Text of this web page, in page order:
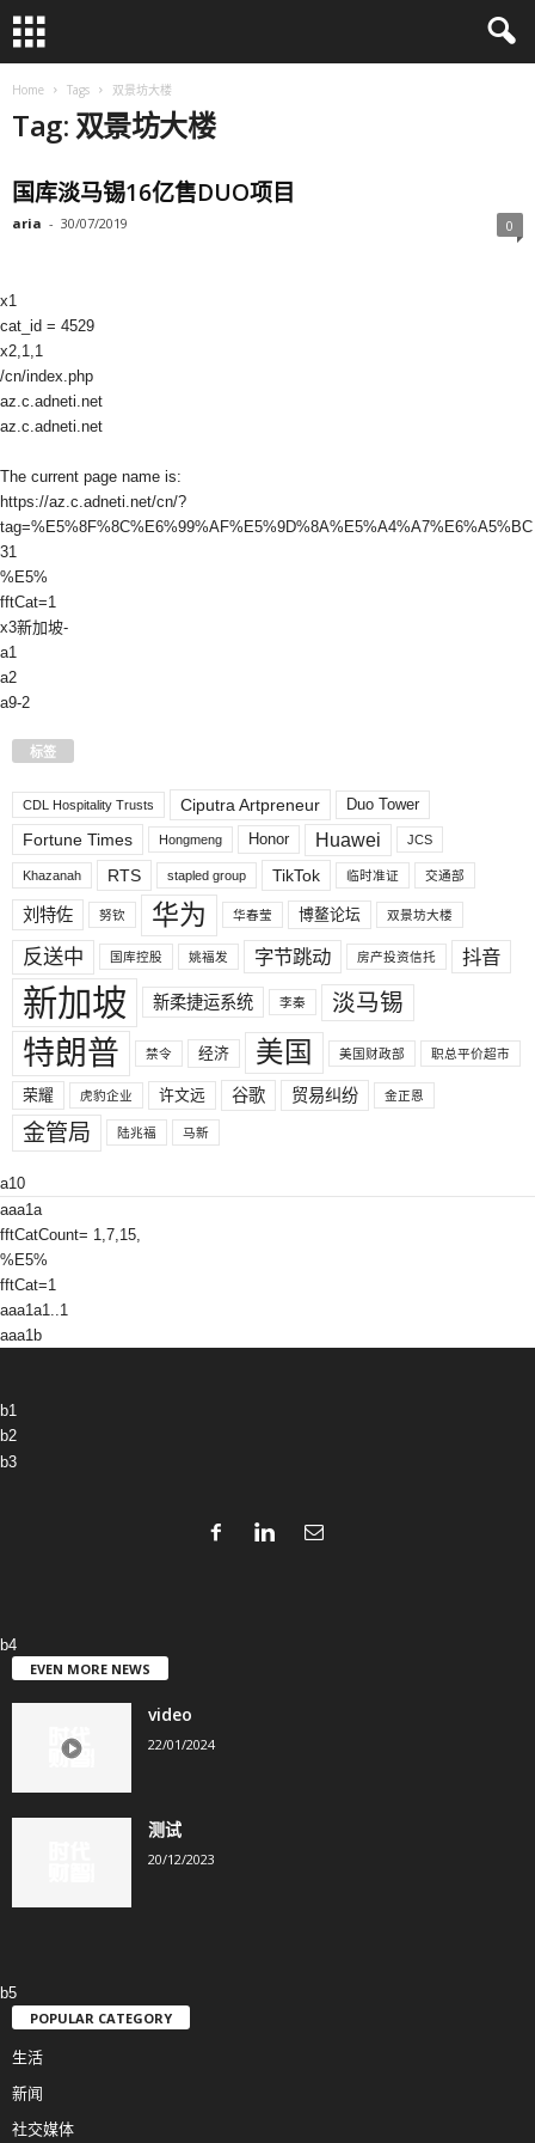
Home Tags 双景坊大楼
Tag: 双景坊大楼
国库淡马锡16亿售DUO项目
aria - 30/07/2019 0
x1
cat_id = 4529
x2,1,1
/cn/index.php
az.c.adneti.net
az.c.adneti.net
The current page name is:
https://az.c.adneti.net/cn/?
tag=%E5%8F%8C%E6%99%AF%E5%9D%8A%E5%A4%A7%E6%A5%BC
31
%E5%
fftCat=1
x3新加坡-
a1
a2
a9-2
标签
CDL Hospitality Trusts Ciputra Artpreneur Duo Tower
Fortune Times Hongmeng Honor Huawei JCS
Khazanah RTS stapled group TikTok 临时准证 交通部
刘特佐 努钦 华为 华春莹 博鳌论坛 双景坊大楼
反送中 国库控股 姚福发 字节跳动 房产投资信托 抖音
新加坡 新柔捷运系统 李秦 淡马锡
特朗普 禁令 经济 美国 美国财政部 职总平价超市
荣耀 虎豹企业 许文远 谷歌 贸易纠纷 金正恩
金管局 陆兆福 马新
a10
aaa1a
fftCatCount= 1,7,15,
%E5%
fftCat=1
aaa1a1..1
aaa1b
b1
b2
b3
b4
EVEN MORE NEWS
video
22/01/2024
测试
20/12/2023
b5
POPULAR CATEGORY
生活
新闻
社交媒体